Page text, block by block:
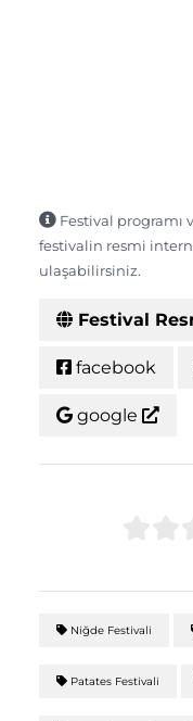
Festival programı
festivalin resmi
ulaşabilirsiniz.
Festival
facebook
google
Niğde Festivali
Patates Festivali